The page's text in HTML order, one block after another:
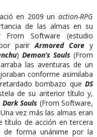
en 2009 un action-RPG
de las almas en su
From Software (estudio
parir Armored Core y
)Demon’s Souls (From
las aventuras de un
conforme asimilaba
bombazo que DS
de su anterior título y,
Dark Souls (From Software,
vez más las almas eran
título de acción en tercera
de forma unánime por la